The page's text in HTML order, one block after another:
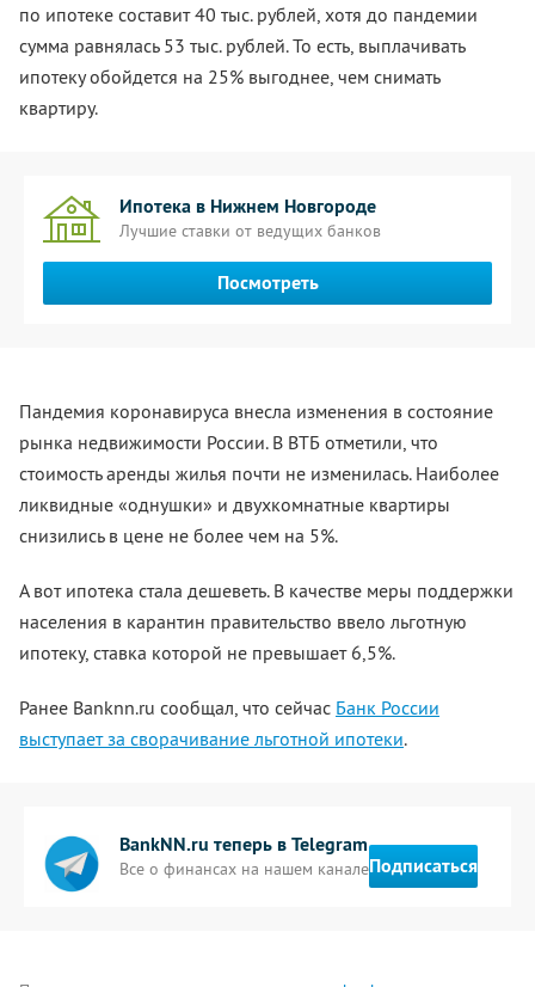
по ипотеке составит 40 тыс. рублей, хотя до пандемии
сумма равнялась 53 тыс. рублей. То есть, выплачивать
ипотеку обойдется на 25% выгоднее, чем снимать
квартиру.
Ипотека в Нижнем Новгороде
Лучшие ставки от ведущих банков
Посмотреть
Пандемия коронавируса внесла изменения в состояние
рынка недвижимости России. В ВТБ отметили, что
стоимость аренды жилья почти не изменилась. Наиболее
ликвидные «однушки» и двухкомнатные квартиры
снизились в цене не более чем на 5%.
А вот ипотека стала дешеветь. В качестве меры поддержки
населения в карантин правительство ввело льготную
ипотеку, ставка которой не превышает 6,5%.
Ранее Banknn.ru сообщал, что сейчас Банк России
выступает за сворачивание льготной ипотеки.
BankNN.ru теперь в Telegram
Все о финансах на нашем каналеПодписаться